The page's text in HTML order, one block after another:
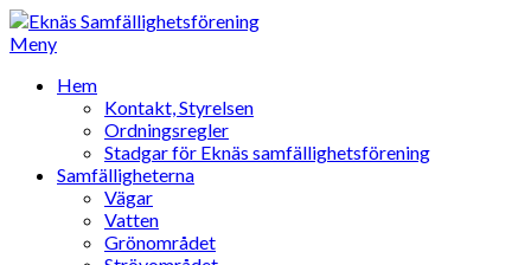
Meny
Hem
Kontakt, Styrelsen
Ordningsregler
Stadgar för Eknäs samfällighetsförening
Samfälligheterna
Vägar
Vatten
Grönområdet